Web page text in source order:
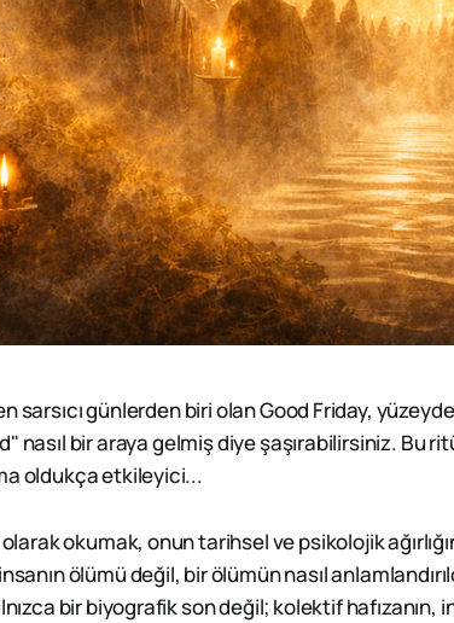
sarsıcı günlerden biri olan Good Friday,
nasıl bir araya gelmiş diye şaşırabilirsiniz. Bu
oldukça etkileyici...
okumak, onun tarihsel ve psikolojik
ölümü değil, bir ölümün nasıl
bir biyografik son değil; kolektif hafızanın,